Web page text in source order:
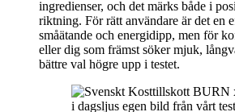
ingredienser, och det märks både i
riktning. För rätt användare är det en
småätande och energidipp, men för
eller dig som främst söker mjuk,
bättre val högre upp i testet.